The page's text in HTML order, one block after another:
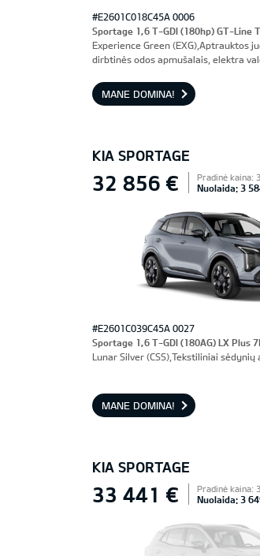
#E2601C018C45A 0006
Sportage 1,6 T-GDI (180hp) GT-Line
Experience Green (EXG),Aptrauktos
dirbtinės odos apmušalais, elektra
atmintimi
MANE DOMINA!
KIA SPORTAGE
32 856 € Pradinė kaina:
Nuolaida: 3
#E2601C039C45A 0027
Sportage 1,6 T-GDI (180AG) LX Plus
Lunar Silver (CSS),Tekstiliniai sėdynių
MANE DOMINA!
KIA SPORTAGE
33 441 € Pradinė kaina:
Nuolaida: 3